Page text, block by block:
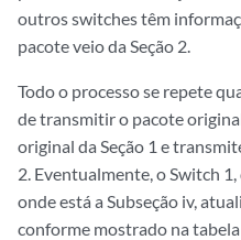
outros switches têm
pacote veio da Seção 2.
Todo o processo se repete
de transmitir o pacote
original da Seção 1 e
2. Eventualmente, o Switch
onde está a Subseção iv,
conforme mostrado na tabela